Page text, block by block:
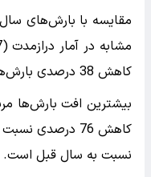
مقایسه با بارش‌های
کاهش 38 درصدی بارش‌های امسال است.
بیشترین افت بارش‌ها
نسبت به سال قبل است.